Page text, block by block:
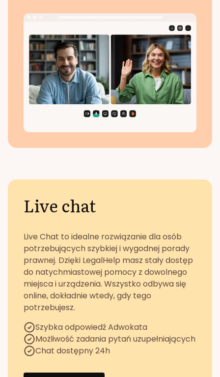
Live chat
Live Chat to idealne rozwiązanie dla osób
potrzebujących szybkiej i wygodnej porady
prawnej. Dzięki LegalHelp masz stały dostęp
do natychmiastowej pomocy z dowolnego
miejsca i urządzenia. Wszystko odbywa się
online, dokładnie wtedy, gdy tego
potrzebujesz.
Szybka odpowiedź Adwokata
Możliwość zadania pytań uzupełniających
Chat dostępny 24h